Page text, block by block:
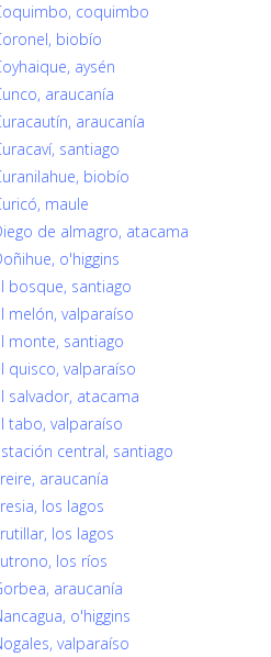
coquimbo
biobío
aysén
araucanía
araucanía
santiago
biobío
maule
de almagro, atacama
o'higgins
bosque, santiago
melón, valparaíso
monte, santiago
quisco, valparaíso
salvador, atacama
tabo, valparaíso
central, santiago
araucanía
los lagos
los lagos
los ríos
araucanía
o'higgins
valparaíso